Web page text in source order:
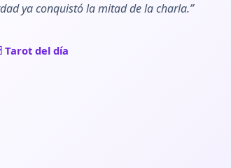
ya conquistó la mitad de la charla.”
Tarot del día